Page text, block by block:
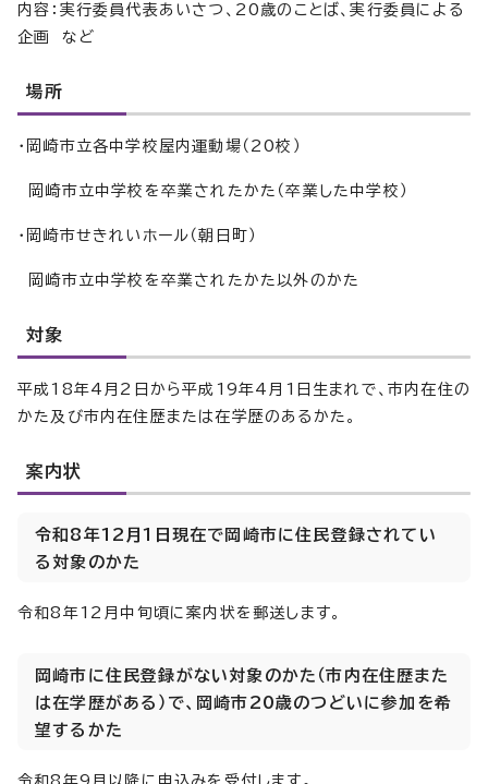
内容：実行委員代表あいさつ、20歳のことば、実行委員による
企画 など
場所
・岡崎市立各中学校屋内運動場（20校）
岡崎市立中学校を卒業されたかた（卒業した中学校）
・岡崎市せきれいホール（朝日町）
岡崎市立中学校を卒業されたかた以外のかた
対象
平成18年4月2日から平成19年4月1日生まれで、市内在住の
かた及び市内在住歴または在学歴のあるかた。
案内状
令和8年12月1日現在で岡崎市に住民登録されてい
る対象のかた
令和8年12月中旬頃に案内状を郵送します。
岡崎市に住民登録がない対象のかた（市内在住歴また
は在学歴がある）で、岡崎市20歳のつどいに参加を希
望するかた
令和8年9月以降に申込みを受付します。